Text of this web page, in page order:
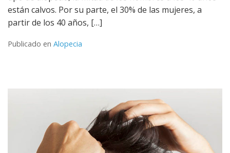
están calvos. Por su parte, el 30% de las mujeres, a
partir de los 40 años, […]
Publicado en Alopecia